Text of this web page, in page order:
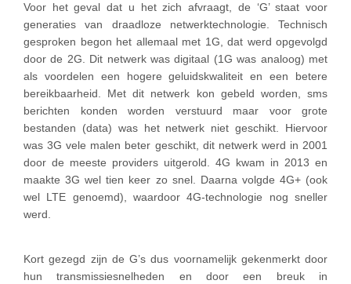
Voor het geval dat u het zich afvraagt, de ‘G’ staat voor
generaties van draadloze netwerktechnologie. Technisch
gesproken begon het allemaal met 1G, dat werd opgevolgd
door de 2G. Dit netwerk was digitaal (1G was analoog) met
als voordelen een hogere geluidskwaliteit en een betere
bereikbaarheid. Met dit netwerk kon gebeld worden, sms
berichten konden worden verstuurd maar voor grote
bestanden (data) was het netwerk niet geschikt. Hiervoor
was 3G vele malen beter geschikt, dit netwerk werd in 2001
door de meeste providers uitgerold. 4G kwam in 2013 en
maakte 3G wel tien keer zo snel. Daarna volgde 4G+ (ook
wel LTE genoemd), waardoor 4G-technologie nog sneller
werd.
Kort gezegd zijn de G’s dus voornamelijk gekenmerkt door
hun transmissiesnelheden en door een breuk in